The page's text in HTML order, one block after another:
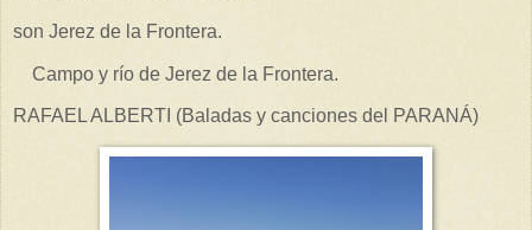
son Jerez de la Frontera.
Campo y río de Jerez de la Frontera.
RAFAEL ALBERTI (Baladas y canciones del PARANÁ)